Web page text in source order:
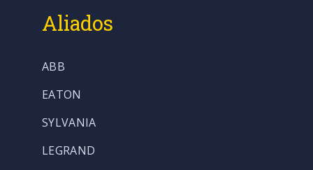
Aliados
ABB
EATON
SYLVANIA
LEGRAND